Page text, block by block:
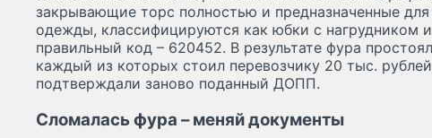
закрывающие торс полностью и предназначенные
одежды, классифицируются как юбки с нагрудником
правильный код – 620452. В результате фура
каждый из которых стоил перевозчику 20 тыс.
подтверждали заново поданный ДОПП.
Сломалась фура – меняй документы